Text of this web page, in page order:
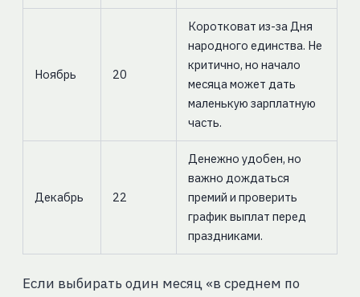
Ноябрь 20
Коротковат из-за Дня
народного единства. Не
критично, но начало
месяца может дать
маленькую зарплатную
часть.
Декабрь 22
Денежно удобен, но
важно дождаться
премий и проверить
график выплат перед
праздниками.
Если выбирать один месяц «в среднем по